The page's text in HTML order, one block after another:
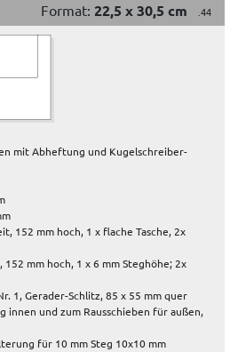
Format: 22,5 x 30,5 cm .44
mit Abheftung und Kugelschreiber-
152 mm hoch, 1 x flache Tasche, 2x
152 mm hoch, 1 x 6 mm Steghöhe; 2x
1, Gerader-Schlitz, 85 x 55 mm quer
und zum Rausschieben für außen,
für 10 mm Steg 10x10 mm